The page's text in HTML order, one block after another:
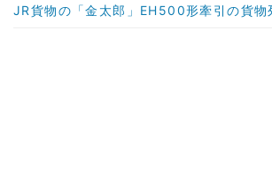
JR貨物の「金太郎」EH500形牽引の貨物